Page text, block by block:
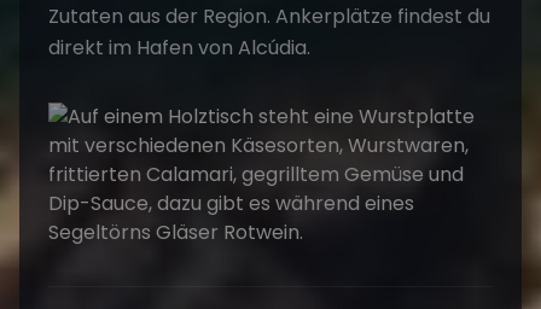
Zutaten aus der Region. Ankerplätze findest du
direkt im Hafen von Alcúdia.